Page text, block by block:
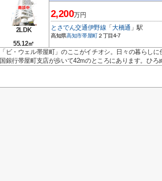
2LDK
55.12㎡
2,200万円
とさでん交通伊野線 「 大橋通 」駅
高知県高知市帯屋町 ２丁目4-7
「ビ・ウェル帯屋町」のここがイチオシ。日々の暮らし
国銀行帯屋町支店が歩いて42mのところにあります。ひろ